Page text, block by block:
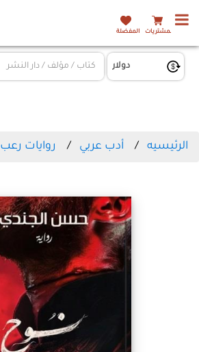
المشتريات المفضلة
الرئيسيه أدب عربي روايات رعب